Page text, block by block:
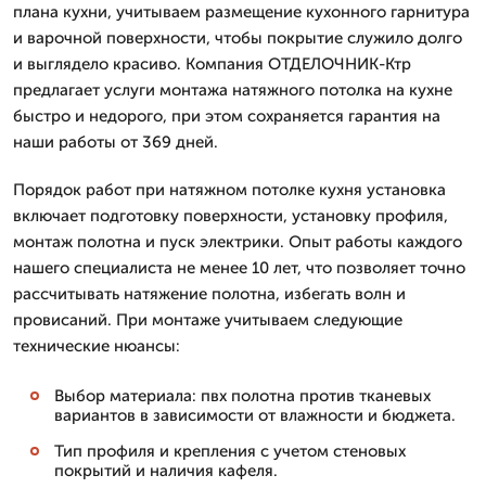
плана кухни, учитываем размещение кухонного гарнитура
и варочной поверхности, чтобы покрытие служило долго
и выглядело красиво. Компания ОТДЕЛОЧНИК-Ктр
предлагает услуги монтажа натяжного потолка на кухне
быстро и недорого, при этом сохраняется гарантия на
наши работы от 369 дней.
Порядок работ при натяжном потолке кухня установка
включает подготовку поверхности, установку профиля,
монтаж полотна и пуск электрики. Опыт работы каждого
нашего специалиста не менее 10 лет, что позволяет точно
рассчитывать натяжение полотна, избегать волн и
провисаний. При монтаже учитываем следующие
технические нюансы:
Выбор материала: пвх полотна против тканевых
вариантов в зависимости от влажности и бюджета.
Тип профиля и крепления с учетом стеновых
покрытий и наличия кафеля.